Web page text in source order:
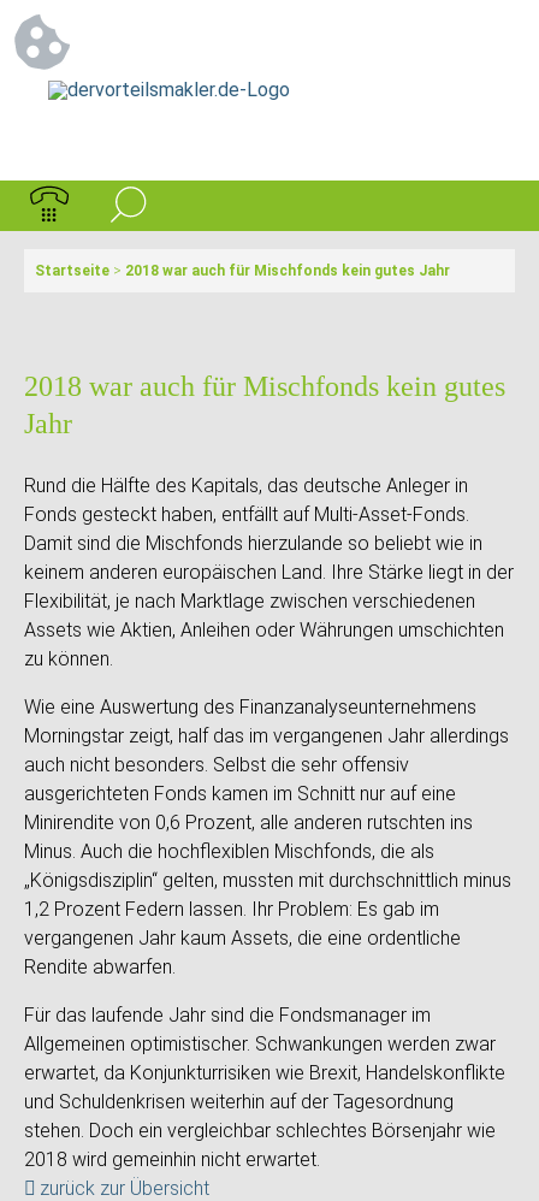
Startseite > 2018 war auch für Mischfonds kein gutes Jahr
2018 war auch für Mischfonds kein gutes
Jahr
Rund die Hälfte des Kapitals, das deutsche Anleger in
Fonds gesteckt haben, entfällt auf Multi-Asset-Fonds.
Damit sind die Mischfonds hierzulande so beliebt wie in
keinem anderen europäischen Land. Ihre Stärke liegt in der
Flexibilität, je nach Marktlage zwischen verschiedenen
Assets wie Aktien, Anleihen oder Währungen umschichten
zu können.
Wie eine Auswertung des Finanzanalyseunternehmens
Morningstar zeigt, half das im vergangenen Jahr allerdings
auch nicht besonders. Selbst die sehr offensiv
ausgerichteten Fonds kamen im Schnitt nur auf eine
Minirendite von 0,6 Prozent, alle anderen rutschten ins
Minus. Auch die hochflexiblen Mischfonds, die als
„Königsdisziplin“ gelten, mussten mit durchschnittlich minus
1,2 Prozent Federn lassen. Ihr Problem: Es gab im
vergangenen Jahr kaum Assets, die eine ordentliche
Rendite abwarfen.
Für das laufende Jahr sind die Fondsmanager im
Allgemeinen optimistischer. Schwankungen werden zwar
erwartet, da Konjunkturrisiken wie Brexit, Handelskonflikte
und Schuldenkrisen weiterhin auf der Tagesordnung
stehen. Doch ein vergleichbar schlechtes Börsenjahr wie
2018 wird gemeinhin nicht erwartet.
zurück zur Übersicht